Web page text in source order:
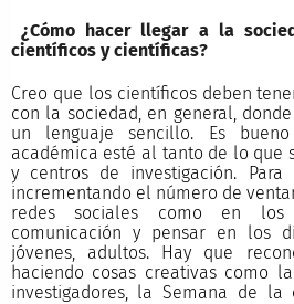
¿Cómo hacer llegar a la
científicos y científicas?
Creo que los científicos deben
con la sociedad, en general,
un lenguaje sencillo. Es
académica esté al tanto de lo que
y centros de investigación.
incrementando el número de
redes sociales como en los
comunicación y pensar en los
jóvenes, adultos. Hay que
haciendo cosas creativas como
investigadores, la Semana de